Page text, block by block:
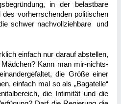
in der belastbare
vorherrschenden politischen
schwer nachvollziehbare und
einfach nur darauf abstellen,
Kann man mir-nichts-
die Größe einer
einfach mal so als „Bagatelle“
die Intimität und die